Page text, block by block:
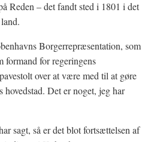
Reden – det fandt sted i 1801 i det
Borgerrepræsentation, som
formand for regeringens
over at være med til at gøre
hovedstad. Det er noget, jeg har
sagt, så er det blot fortsættelsen af